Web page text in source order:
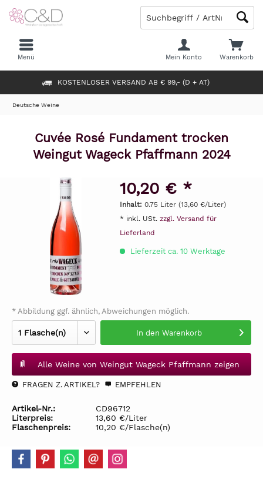
KOSTENLOSER VERSAND AB € 99,- (D + AT)
Warenkorb
Mein Konto
Menü
Deutsche Weine
Cuvée Rosé Fundament trocken
Weingut Wageck Pfaffmann 2024
10,20 € *
Inhalt: 0.75 Liter (13,60 €/Liter)
* inkl. USt. zzgl. Versand für
Lieferland
Lieferzeit ca. 10 Werktage
* Abbildung ggf. ähnlich, Abweichungen möglich.
In den Warenkorb
Alle Weine von Weingut Wageck Pfaffmann zeigen
FRAGEN Z. ARTIKEL? EMPFEHLEN
Artikel-Nr.:
CD96712
Literpreis:
13,60 €/Liter
Flaschenpreis:
10,20 €/Flasche(n)